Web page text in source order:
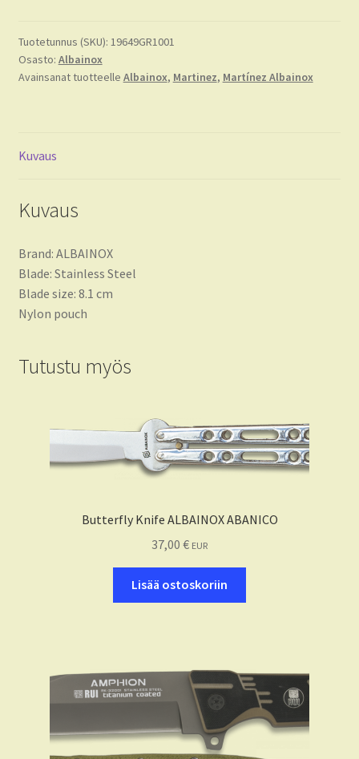
grey
määrä
Tuotetunnus (SKU): 19649GR1001
Osasto: Albainox
Avainsanat tuotteelle Albainox, Martinez, Martínez Albainox
Kuvaus
Kuvaus
Brand: ALBAINOX
Blade: Stainless Steel
Blade size: 8.1 cm
Nylon pouch
Tutustu myös
Butterfly Knife ALBAINOX ABANICO
37,00 € EUR
Lisää ostoskoriin